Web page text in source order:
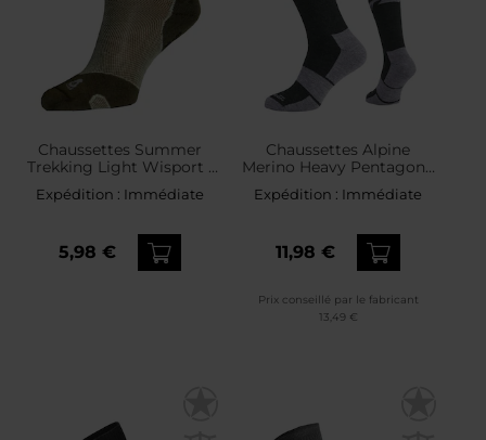
Chaussettes Summer
Trekking Light Wisport -
Expédition : Immédiate
5,98 €
Chaussettes Alpine
Merino Heavy Pentagon -
Expédition : Immédiate
11,98 €
Prix conseillé par le fabricant
13,49 €